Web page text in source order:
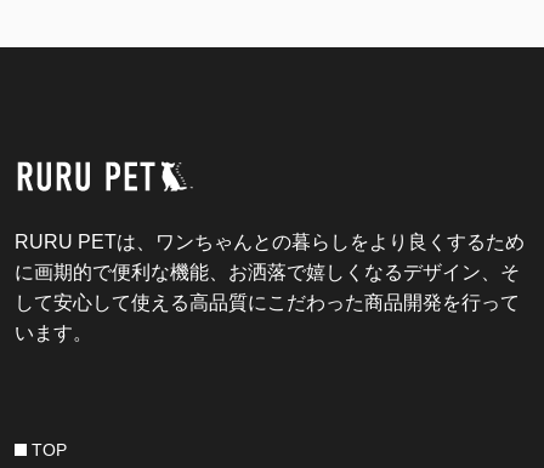
RURU PETは、ワンちゃんとの暮らしをより良くするため
に画期的で便利な機能、お洒落で嬉しくなるデザイン、そ
して安心して使える高品質にこだわった商品開発を行って
います。
TOP